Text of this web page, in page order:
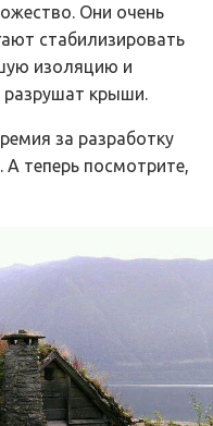
Они очень
стабилизировать
изоляцию и
разрушат крыши.
за разработку
А теперь посмотрите,